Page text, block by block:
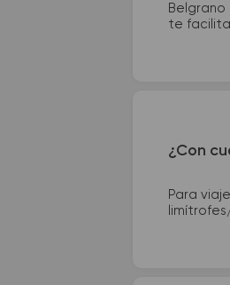
te
¿Con
Para